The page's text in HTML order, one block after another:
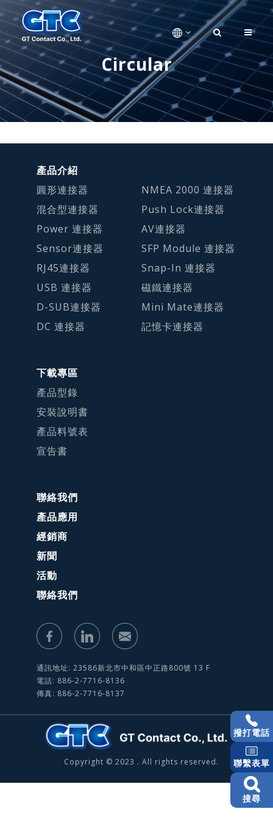
Circular
產品介紹
圓形連接器
混合型連接器
Power 連接器
Sensor連接器
RJ45連接器
USB 連接器
D-SUB連接器
DC 連接器
NMEA 2000 連接器
Push Lock連接器
AV連接器
SFP Module 連接器
Snap-In 連接器
磁鐵連接器
Mini Mate連接器
記憶卡連接器
下載專區
產品型錄
安裝說明書
產品料號表
宣告書
聯絡我們
產品應用
經銷商
新聞
活動
聯絡我們
通訊地址: 23586新北市中和區中正路800號 13 F
電話: 886-2-7716-8136
傳真: 886-2-7716-8137
Copyright © 2023 . All rights reserved.
撥打電話
聯繫表單
搜尋